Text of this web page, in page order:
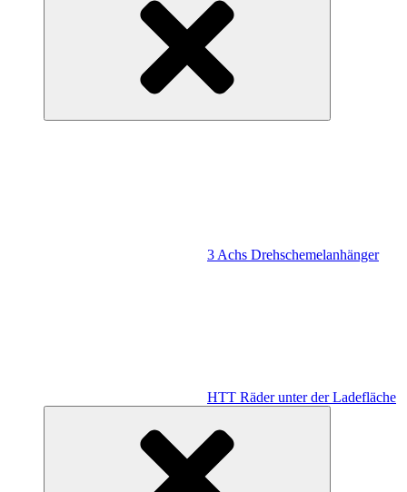
3 Achs Drehschemelanhänger
HTT Räder unter der Ladefläche